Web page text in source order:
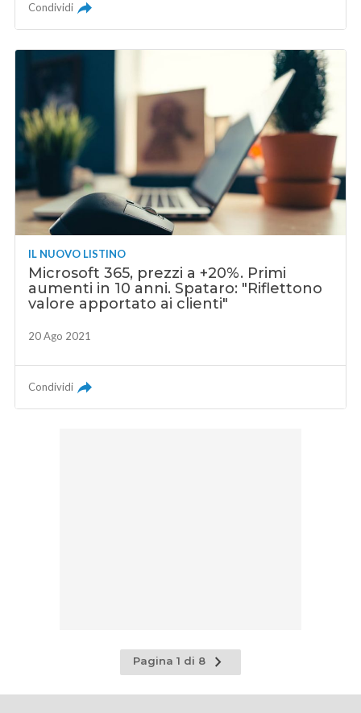
Condividi
IL NUOVO LISTINO
Microsoft 365, prezzi a +20%. Primi
aumenti in 10 anni. Spataro: "Riflettono
valore apportato ai clienti"
20 Ago 2021
Condividi
Pagina 1 di 8
Pagina
successiva